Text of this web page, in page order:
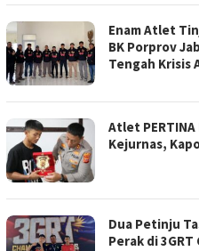
Enam Atlet
BK Porprov
Tengah Krisis
Atlet
Kejurnas,
Dua Petinju
Perak di